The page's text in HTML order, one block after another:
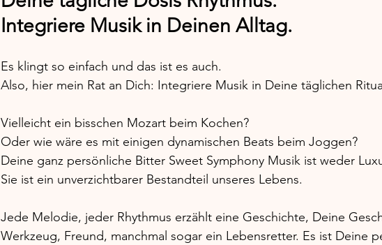
Integriere Musik in Deinen Alltag.
Es klingt so einfach und das ist es auch.
Also, hier mein Rat an Dich: Integriere Musik in Deine täglichen
Vielleicht ein bisschen Mozart beim Kochen?
Oder wie wäre es mit einigen dynamischen Beats beim Joggen?
Deine ganz persönliche Bitter Sweet Symphony Musik ist weder
Sie ist ein unverzichtbarer Bestandteil unseres Lebens.
Jede Melodie, jeder Rhythmus erzählt eine Geschichte, Deine
Werkzeug, Freund, manchmal sogar ein Lebensretter. Es ist Deine